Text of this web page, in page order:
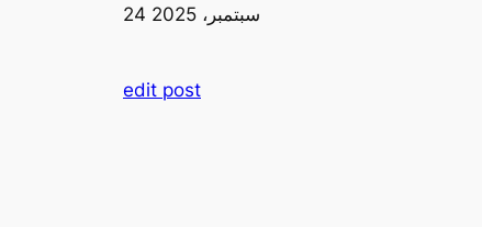
24 سبتمبر، 2025
edit post